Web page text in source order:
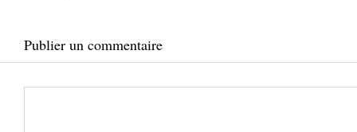
Publier un commentaire